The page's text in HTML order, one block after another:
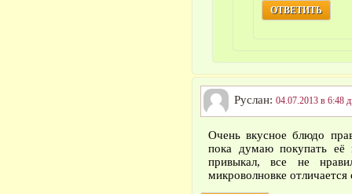
ОТВЕТИТЬ
Руслан: 04.07.2013 в 6:48
Очень вкусное блюдо
пока думаю покупать её
привыкал, все не
микроволновке